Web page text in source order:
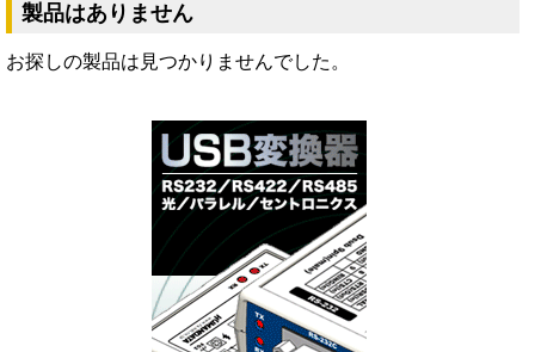
製品はありません
お探しの製品は見つかりませんでした。